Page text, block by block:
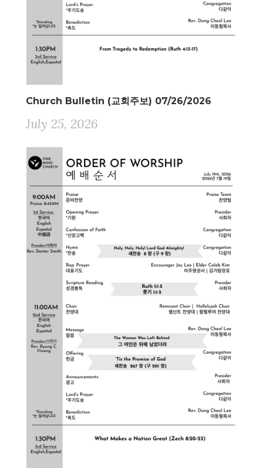
Church Bulletin (교회주보) 07/26/2026
July 25, 2026